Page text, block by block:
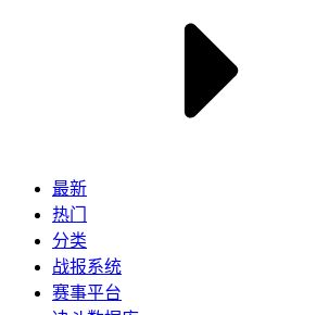
最新
热门
分类
战报系统
赛事平台